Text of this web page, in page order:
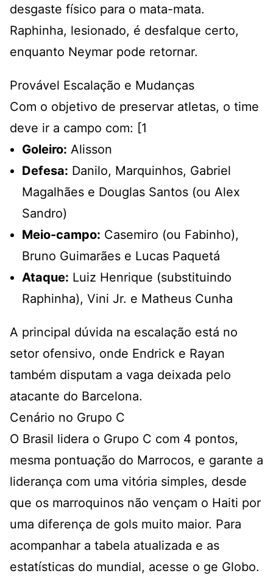
desgaste físico para o mata-mata.
Raphinha, lesionado, é desfalque certo,
enquanto Neymar pode retornar.
Provável Escalação e Mudanças
Com o objetivo de preservar atletas, o time
deve ir a campo com: [1
Goleiro: Alisson
Defesa: Danilo, Marquinhos, Gabriel
Magalhães e Douglas Santos (ou Alex
Sandro)
Meio-campo: Casemiro (ou Fabinho),
Bruno Guimarães e Lucas Paquetá
Ataque: Luiz Henrique (substituindo
Raphinha), Vini Jr. e Matheus Cunha
A principal dúvida na escalação está no
setor ofensivo, onde Endrick e Rayan
também disputam a vaga deixada pelo
atacante do Barcelona.
Cenário no Grupo C
O Brasil lidera o Grupo C com 4 pontos,
mesma pontuação do Marrocos, e garante a
liderança com uma vitória simples, desde
que os marroquinos não vençam o Haiti por
uma diferença de gols muito maior. Para
acompanhar a tabela atualizada e as
estatísticas do mundial, acesse o ge Globo.